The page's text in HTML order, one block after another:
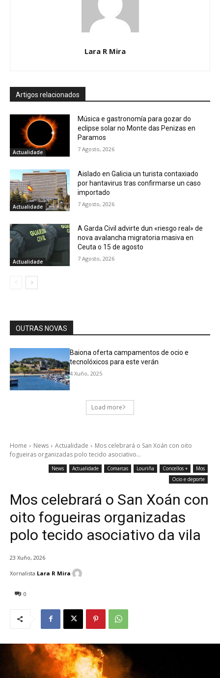
Lara R Mira
Artigos relacionados
Actualidade
Música e gastronomía para gozar do
eclipse solar no Monte das Penizas en
Paramos
7 Agosto, 2026
Actualidade
Aislado en Galicia un turista contaxiado
por hantavirus tras confirmarse un caso
importado
7 Agosto, 2026
Actualidade
A Garda Civil advirte dun «riesgo real» de
nova avalancha migratoria masiva en
Ceuta o 15 de agosto
7 Agosto, 2026
OUTRAS NOVAS
Baiona oferta campamentos de ocio e
tecnolóxicos para este verán
4 Xuño, 2025
Load more